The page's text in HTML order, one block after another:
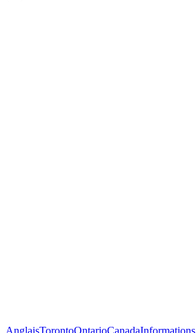
AnglaisTorontoOntarioCanadaInformations